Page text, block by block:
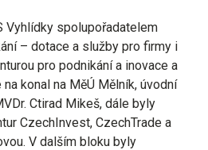
Vyhlídky spolupořadatelem
– dotace a služby pro firmy i
pro podnikání a inovace a
konal na MěÚ Mělník, úvodní
Ctirad Mikeš, dále byly
CzechInvest, CzechTrade a
V dalším bloku byly